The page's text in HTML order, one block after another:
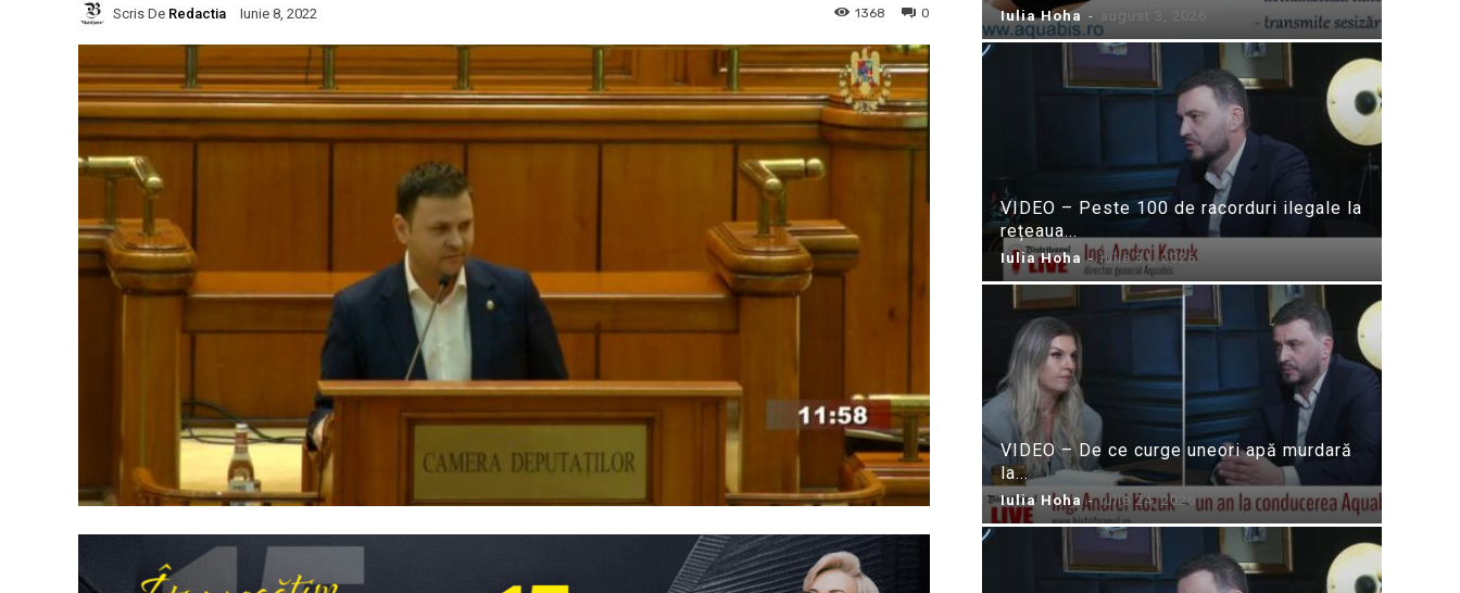
Scris De Redactia Iunie 8, 2022 0
1368 Iulia Hoha - august 3, 2026
VIDEO – Peste 100 de racorduri ilegale la
rețeaua...
Iulia Hoha - iulie 31, 2026
VIDEO – De ce curge uneori apă murdară
la...
Iulia Hoha - iulie 24, 2026